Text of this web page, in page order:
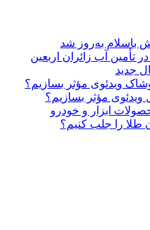
باسلام به‌روز شد
تأمین آب زائران اربعین
ویدئوی مؤثر بسازیم؟
مؤثر بسازیم؟
ابزار و خودرو
طلا را جلب کنیم؟